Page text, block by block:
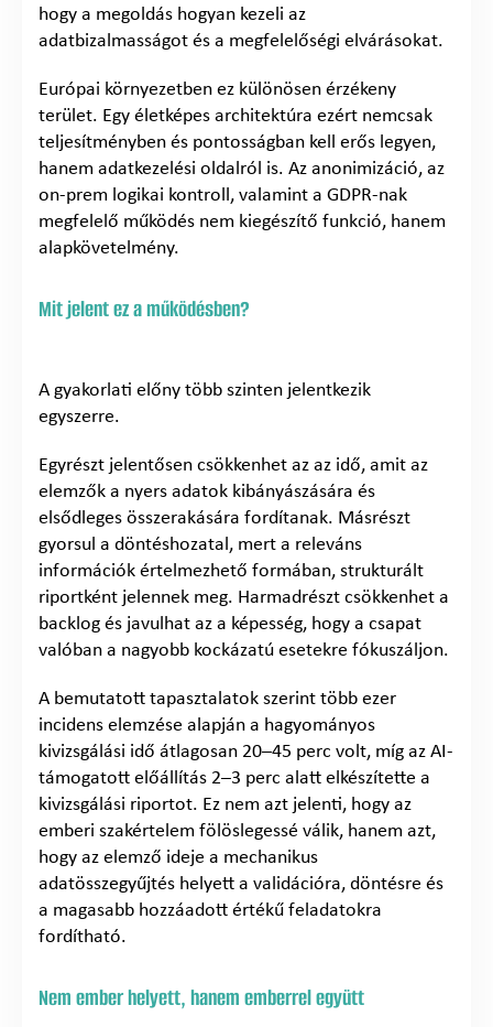
hogy a megoldás hogyan kezeli az
adatbizalmasságot és a megfelelőségi elvárásokat.
Európai környezetben ez különösen érzékeny
terület. Egy életképes architektúra ezért nemcsak
teljesítményben és pontosságban kell erős legyen,
hanem adatkezelési oldalról is. Az anonimizáció, az
on-prem logikai kontroll, valamint a GDPR-nak
megfelelő működés nem kiegészítő funkció, hanem
alapkövetelmény.
Mit jelent ez a működésben?
A gyakorlati előny több szinten jelentkezik
egyszerre.
Egyrészt jelentősen csökkenhet az az idő, amit az
elemzők a nyers adatok kibányászására és
elsődleges összerakására fordítanak. Másrészt
gyorsul a döntéshozatal, mert a releváns
információk értelmezhető formában, strukturált
riportként jelennek meg. Harmadrészt csökkenhet a
backlog és javulhat az a képesség, hogy a csapat
valóban a nagyobb kockázatú esetekre fókuszáljon.
A bemutatott tapasztalatok szerint több ezer
incidens elemzése alapján a hagyományos
kivizsgálási idő átlagosan 20–45 perc volt, míg az AI-
támogatott előállítás 2–3 perc alatt elkészítette a
kivizsgálási riportot. Ez nem azt jelenti, hogy az
emberi szakértelem fölöslegessé válik, hanem azt,
hogy az elemző ideje a mechanikus
adatösszegyűjtés helyett a validációra, döntésre és
a magasabb hozzáadott értékű feladatokra
fordítható.
Nem ember helyett, hanem emberrel együtt